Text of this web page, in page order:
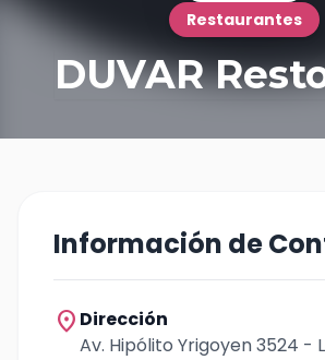
Restaurantes
DUVAR
Información de
location_on Dirección
Av. Hipólito Yrigoyen 3524 -